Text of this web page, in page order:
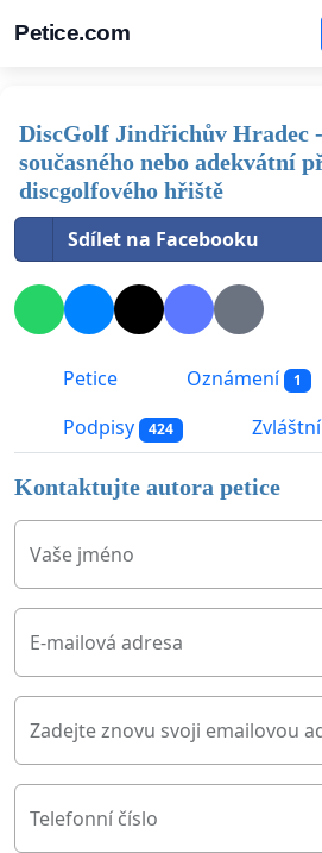
Petice.com
DiscGolf Jindřichův Hradec
současného nebo adekvátní
discgolfového hřiště
Sdílet na Facebooku
Petice Oznámení 1
Podpisy 424
Kontaktujte autora petice
Vaše jméno
E-mailová adresa
Zadejte znovu svoji emailovou
Telefonní číslo